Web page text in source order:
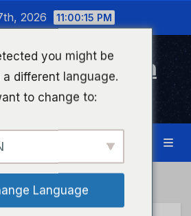
2026 11:00:15 PM
Bad Kreuznach
für Bad Kreuznach
you might be
a different language.
to change to:
Language